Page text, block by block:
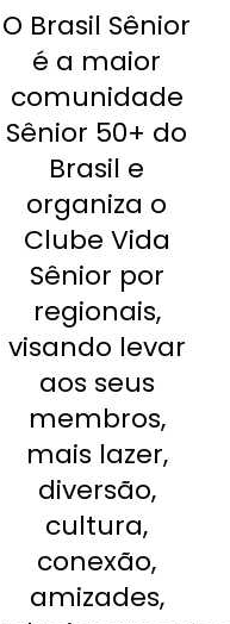
O Brasil Sênior
é a maior
comunidade
Sênior 50+ do
Brasil e
organiza o
Clube Vida
Sênior por
regionais,
visando levar
aos seus
membros,
mais lazer,
diversão,
cultura,
conexão,
amizades,